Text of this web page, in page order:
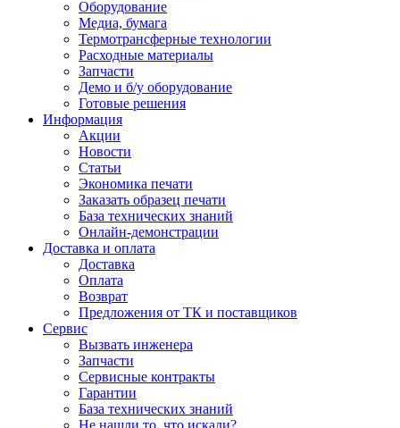
Оборудование
Медиа, бумага
Термотрансферные технологии
Расходные материалы
Запчасти
Демо и б/у оборудование
Готовые решения
Информация
Акции
Новости
Статьи
Экономика печати
Заказать образец печати
База технических знаний
Онлайн-демонстрации
Доставка и оплата
Доставка
Оплата
Возврат
Предложения от ТК и поставщиков
Сервис
Вызвать инженера
Запчасти
Сервисные контракты
Гарантии
База технических знаний
Не нашли то, что искали?